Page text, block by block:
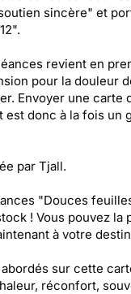
sincère" et
revient en
pour la douleur
Envoyer une carte
est donc à la fois un
par Tjall.
"Douces
! Vous pouvez la
à votre
sur cette
réconfort,